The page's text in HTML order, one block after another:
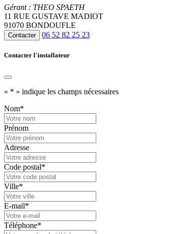
Gérant : THEO SPAETH
11 RUE GUSTAVE MADIOT
91070 BONDOUFLE
Contacter 06 52 82 25 23
Contacter l'installateur
« * » indique les champs nécessaires
Nom*
Prénom
Adresse
Code postal*
Ville*
E-mail*
Téléphone*